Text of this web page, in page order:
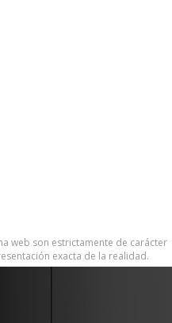
web son estrictamente de carácter
exacta de la realidad.